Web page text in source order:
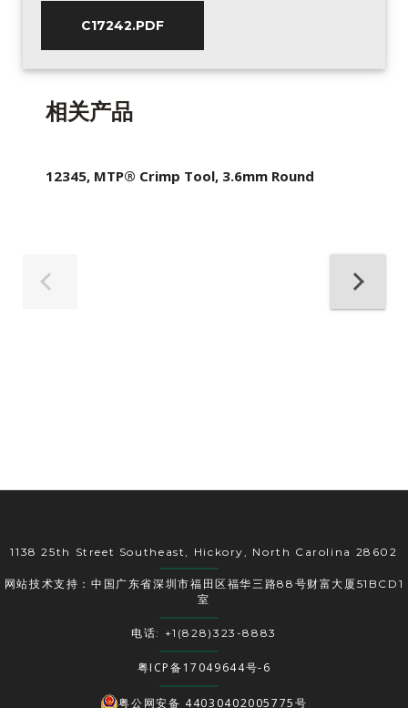
C17242.PDF
相关产品
12345, MTP® Crimp Tool, 3.6mm Round
1138 25th Street Southeast, Hickory, North Carolina 28602
网站技术支持：中国广东省深圳市福田区福华三路88号财富大厦51BCD1
室
电话: +1(828)323-8883
粤ICP备17049644号-6
粤公网安备 44030402005775号